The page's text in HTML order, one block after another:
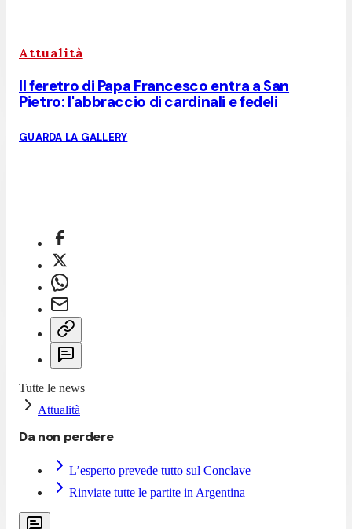
Attualità
Il feretro di Papa Francesco entra a San
Pietro: l'abbraccio di cardinali e fedeli
GUARDA LA GALLERY
Tutte le news
Attualità
Da non perdere
L’esperto prevede tutto sul Conclave
Rinviate tutte le partite in Argentina